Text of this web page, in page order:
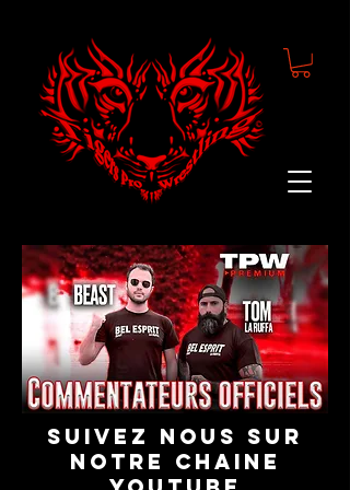
suivez nous sur
notre chaine